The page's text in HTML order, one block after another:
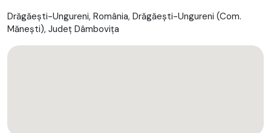
✅ Numarul de proprietari: 1
✅ Istoric service: DA
✅ Finantare: DA
✅ Garantie: DA
Drăgăești-Ungureni, România, Drăgăeşti-Ungureni (Com.
Măneşti), Județ Dâmboviţa